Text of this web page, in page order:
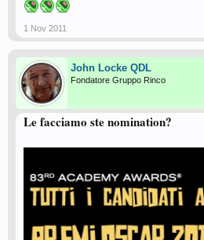
1 Nov 2011
John Locke QDL
Fondatore Gruppo Rinco
Le facciamo ste nomination?